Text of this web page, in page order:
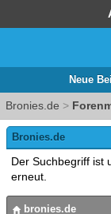
Neue
Bronies.de >
Bronies.de
Der Suchbegriff ist
erneut.
bronies.de